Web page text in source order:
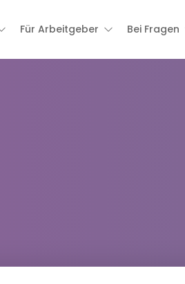
Für Arbeitgeber Bei Fragen